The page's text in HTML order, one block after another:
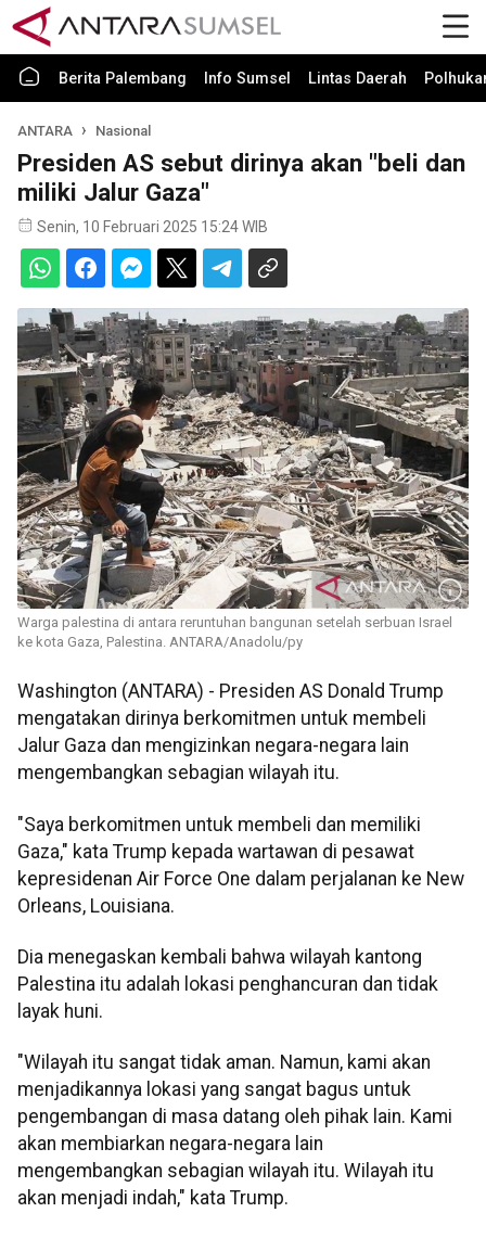
Berita Palembang Info Sumsel Lintas Daerah
ANTARA Nasional
Presiden AS sebut dirinya akan "beli dan
miliki Jalur Gaza"
Senin, 10 Februari 2025 15:24 WIB
Warga palestina di antara reruntuhan bangunan setelah serbuan Israel
ke kota Gaza, Palestina. ANTARA/Anadolu/py
Washington (ANTARA) - Presiden AS Donald Trump
mengatakan dirinya berkomitmen untuk membeli
Jalur Gaza dan mengizinkan negara-negara lain
mengembangkan sebagian wilayah itu.
"Saya berkomitmen untuk membeli dan memiliki
Gaza," kata Trump kepada wartawan di pesawat
kepresidenan Air Force One dalam perjalanan ke New
Orleans, Louisiana.
Dia menegaskan kembali bahwa wilayah kantong
Palestina itu adalah lokasi penghancuran dan tidak
layak huni.
"Wilayah itu sangat tidak aman. Namun, kami akan
menjadikannya lokasi yang sangat bagus untuk
pengembangan di masa datang oleh pihak lain. Kami
akan membiarkan negara-negara lain
mengembangkan sebagian wilayah itu. Wilayah itu
akan menjadi indah," kata Trump.